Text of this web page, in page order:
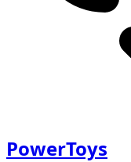
PowerToys